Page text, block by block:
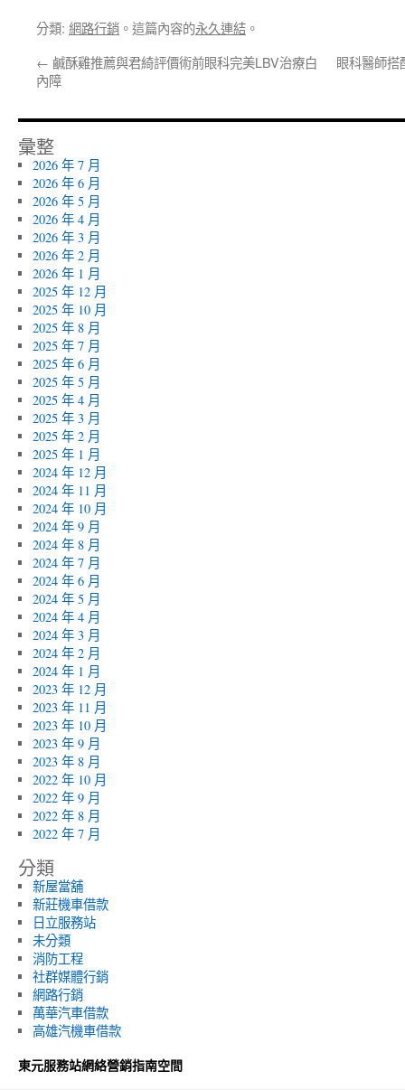
分類: 網路行銷 。這篇內容的永久連結 。
← 鹹酥雞推薦與君綺評價術前眼科完美LBV治療白
內障
眼科醫師搭
彙整
2026 年 7 月
2026 年 6 月
2026 年 5 月
2026 年 4 月
2026 年 3 月
2026 年 2 月
2026 年 1 月
2025 年 12 月
2025 年 10 月
2025 年 8 月
2025 年 7 月
2025 年 6 月
2025 年 5 月
2025 年 4 月
2025 年 3 月
2025 年 2 月
2025 年 1 月
2024 年 12 月
2024 年 11 月
2024 年 10 月
2024 年 9 月
2024 年 8 月
2024 年 7 月
2024 年 6 月
2024 年 5 月
2024 年 4 月
2024 年 3 月
2024 年 2 月
2024 年 1 月
2023 年 12 月
2023 年 11 月
2023 年 10 月
2023 年 9 月
2023 年 8 月
2022 年 10 月
2022 年 9 月
2022 年 8 月
2022 年 7 月
分類
新屋當舖
新莊機車借款
日立服務站
未分類
消防工程
社群媒體行銷
網路行銷
萬華汽車借款
高雄汽機車借款
東元服務站網絡營銷指南空間